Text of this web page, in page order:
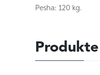
Pesha: 120 kg.